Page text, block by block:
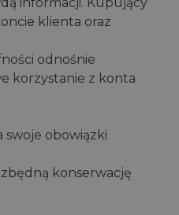
klienta oraz
odnośnie
korzystanie z konta
obowiązki
konserwację